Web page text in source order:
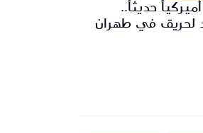
حديثاً..
لحريق في طهران